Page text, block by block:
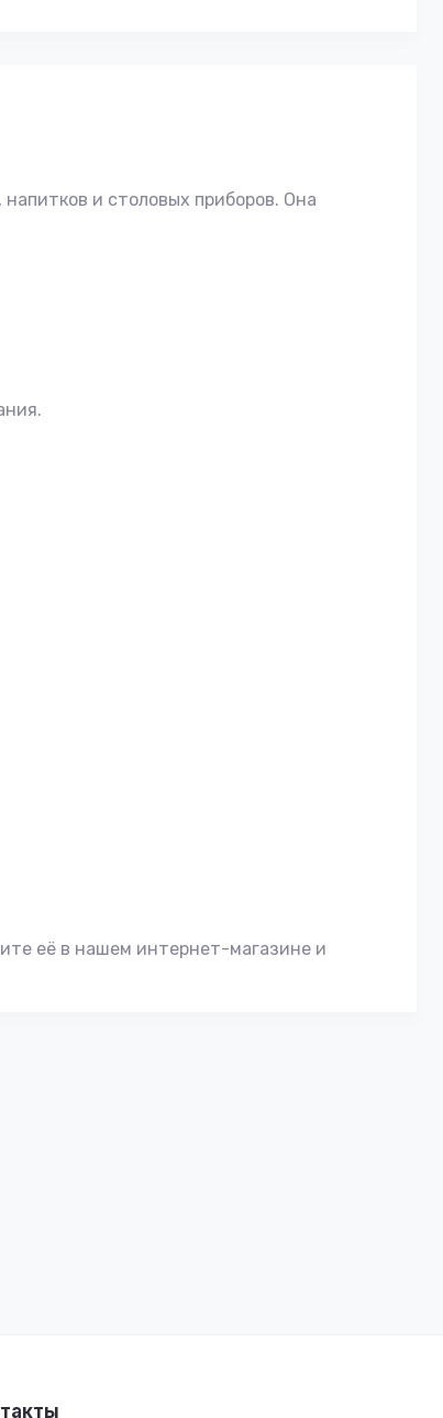
и столовых приборов. Она
её в нашем интернет-магазине и